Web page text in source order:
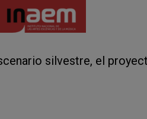
silvestre, el